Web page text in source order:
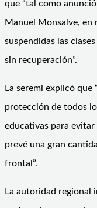
que “tal como
Manuel Monsalve, en
suspendidas las
sin recuperación”.
La seremi explicó que
protección de todos
educativas para
prevé una gran
frontal”.
La autoridad regional